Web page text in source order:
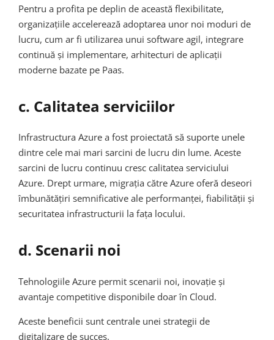
Pentru a profita pe deplin de această flexibilitate,
organizațiile accelerează adoptarea unor noi moduri de
lucru, cum ar fi utilizarea unui software agil, integrare
continuă și implementare, arhitecturi de aplicații
moderne bazate pe Paas.
c. Calitatea serviciilor
Infrastructura Azure a fost proiectată să suporte unele
dintre cele mai mari sarcini de lucru din lume. Aceste
sarcini de lucru continuu cresc calitatea serviciului
Azure. Drept urmare, migrația către Azure oferă deseori
îmbunătățiri semnificative ale performanței, fiabilității și
securitatea infrastructurii la fața locului.
d. Scenarii noi
Tehnologiile Azure permit scenarii noi, inovație și
avantaje competitive disponibile doar în Cloud.
Aceste beneficii sunt centrale unei strategii de
digitalizare de succes.